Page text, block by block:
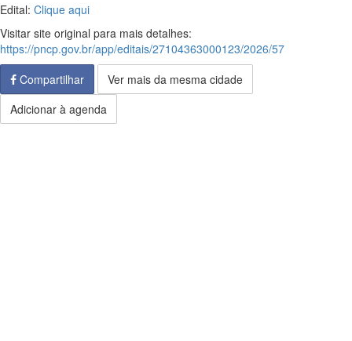
Edital: Clique aqui
Visitar site original para mais detalhes:
https://pncp.gov.br/app/editais/27104363000123/2026/57
Compartilhar
Ver mais da mesma cidade
Adicionar à agenda